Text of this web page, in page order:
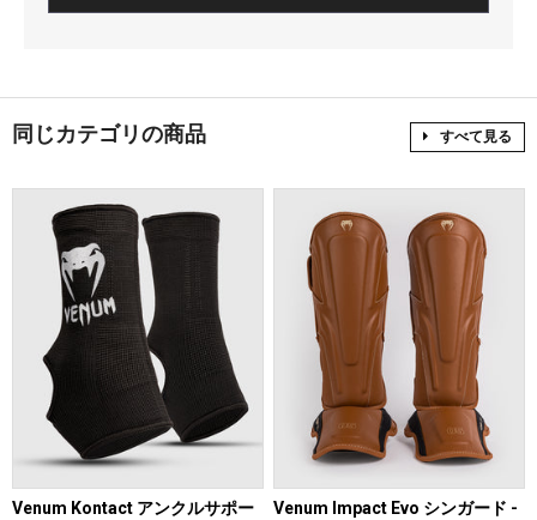
同じカテゴリの商品 すべて見る
Venum Kontact アンクルサポー
Venum Impact Evo シンガード -